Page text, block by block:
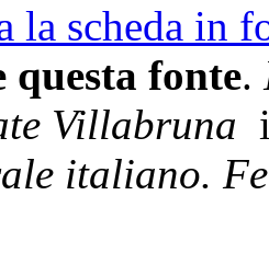
la scheda in
questa fonte.
Villabruna
italiano.